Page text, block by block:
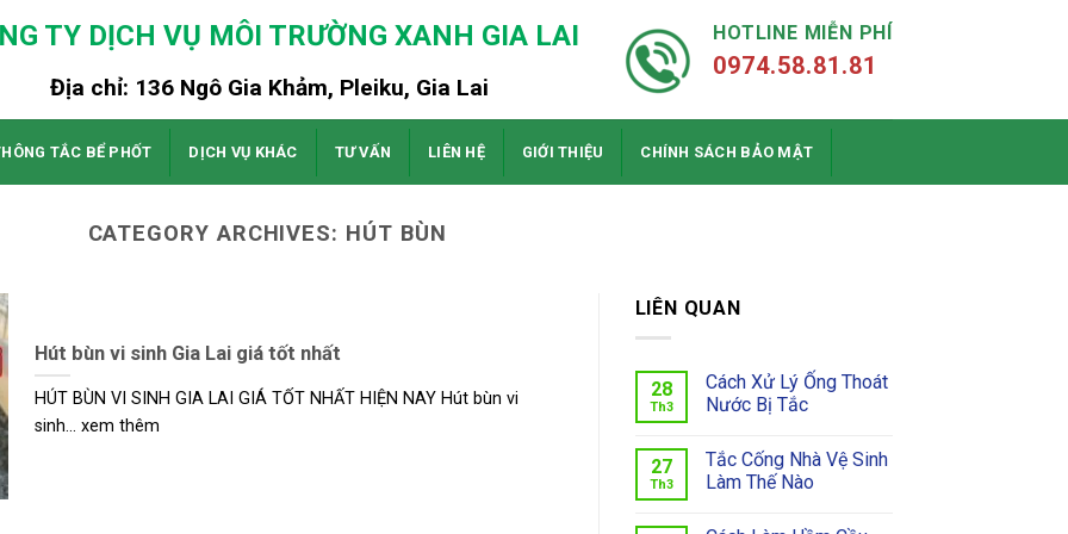
TY DỊCH VỤ MÔI TRƯỜNG XANH GIA LAI
Địa chỉ: 136 Ngô Gia Khảm, Pleiku, Gia Lai
HOTLINE MIỄN PHÍ
0974.58.81.81
TẮC BỂ PHỐT DỊCH VỤ KHÁC TƯ VẤN LIÊN HỆ GIỚI THIỆU CHÍNH SÁCH BẢO MẬT
CATEGORY ARCHIVES: HÚT BÙN
Hút bùn vi sinh Gia Lai giá tốt nhất
HÚT BÙN VI SINH GIA LAI GIÁ TỐT NHẤT HIỆN NAY Hút bùn vi
sinh... xem thêm
LIÊN QUAN
28
Th3
Cách Xử Lý Ống Thoát
Nước Bị Tắc
27
Th3
Tắc Cống Nhà Vệ Sinh
Làm Thế Nào